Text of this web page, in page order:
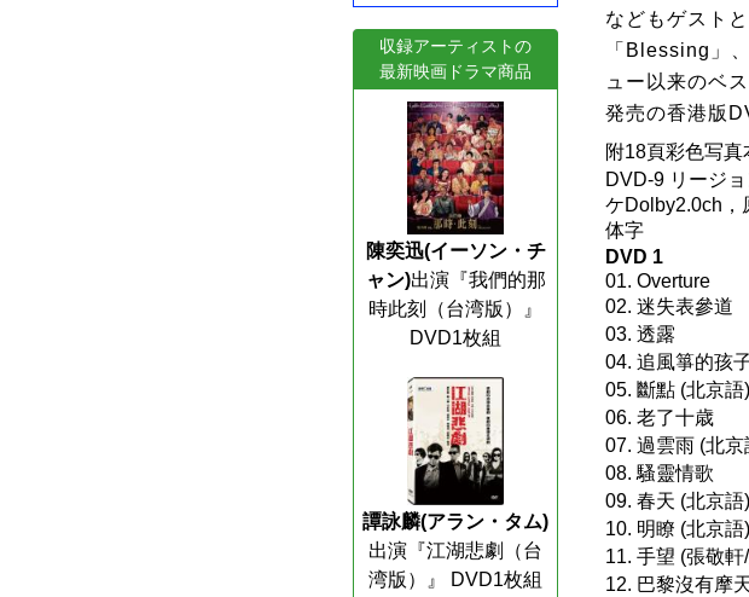
収録アーティストの
最新映画ドラマ商品
陳奕迅(イーソン・チ
ャン)出演『我們的那
時此刻（台湾版）』
DVD1枚組
譚詠麟(アラン・タム)
出演『江湖悲劇（台
湾版）』 DVD1枚組
などもゲスト
「Blessing」
ュー以来のベ
発売の香港版
附18頁彩色写真
DVD-9 リージ
ケDolby2.0ch，
体字
DVD 1
01. Overture
02. 迷失表參道
03. 透露
04. 追風箏的孩
05. 斷點 (北京語)
06. 老了十歳
07. 過雲雨 (北京
08. 騷靈情歌
09. 春天 (北京語)
10. 明瞭 (北京語)
11. 手望 (張敬
12. 巴黎沒有摩